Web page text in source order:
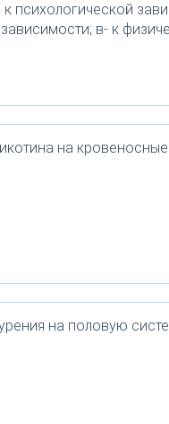
к психологической
в- к
на
на половую